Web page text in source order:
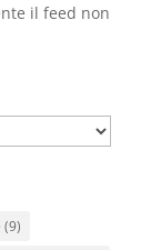
il feed non
(9)